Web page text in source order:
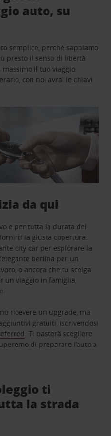
auto, su
semplice, perchè sappiamo
presto il senso di libertà
il tuo viaggio.
con noi avrai le chiavi
da qui
e per tutta la durata del
la giusta copertura.
city car per esplorare la
berlina per un
o ancora che tu scelga
un viaggio in famiglia,
ricevere un upgrade, ma
gratuiti, iscrivendosi
. Ti basterà scegliere
di preparare l’auto a
ti
la strada